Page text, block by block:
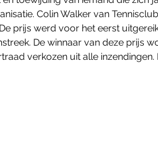
Colin Walker van
prijs werd voor het eerst
De winnaar van deze prijs
verkozen uit alle